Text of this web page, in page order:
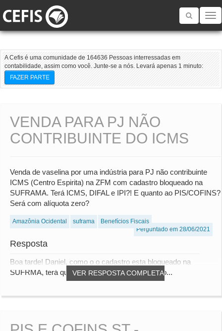
Toggle
A Cefis é uma comunidade de 164636 Pessoas interressadas em
contabilidade, assim como você. Junte-se a nós. Levará apenas 1 minuto:
FAZER PARTE
VENDA PARA PJ NÃO
CONTRIBUINTE DO ICMS
Venda de vaselina por uma indústria para PJ não contribuinte
ICMS (Centro Espirita) na ZFM com cadastro bloqueado na
SUFRAMA. Terá ICMS, DIFAL e IPI?! E quanto ao PIS/COFINS?
Será com alíquota zero?
Amazônia Ocidental suframa
Benefícios Fiscais
Perguntado em 28/06/2021
Resposta
VER RESPOSTA COMPLETA
Boa tarde! Daniel, como o o cadastro esta bloqueado na
SUFRMA, terá que recolher o ICMS e DIFAL e o...